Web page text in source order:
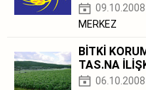
09.10.2008
MERKEZ
BİTKİ
TAS.NA
06.10.2008